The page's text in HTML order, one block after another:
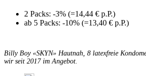
2 Packs: -3% (=14,44 € p.P.)
ab 5 Packs: -10% (=13,40 € p.P.)
Billy Boy «SKYN» Hautnah, 8 latexfreie
wir seit 2017 im Angebot.